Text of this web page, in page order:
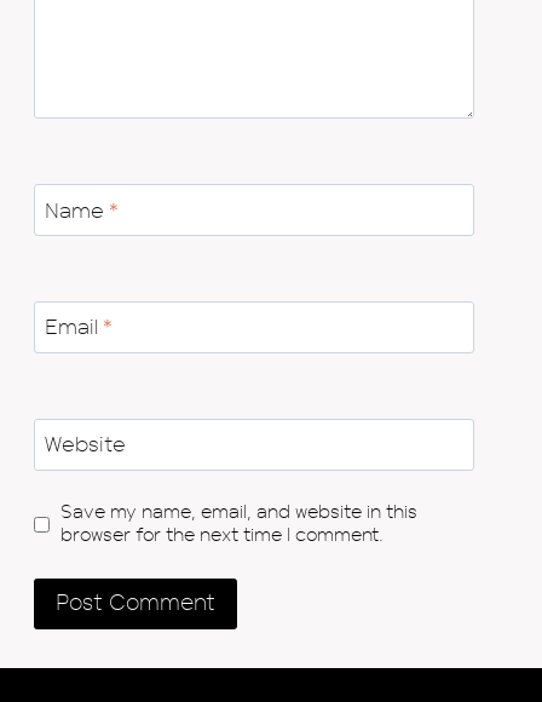
Name *
Email *
Website
Save my name, email, and website in this
browser for the next time I comment.